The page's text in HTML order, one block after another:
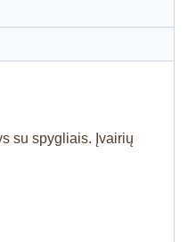
su spygliais. Įvairių